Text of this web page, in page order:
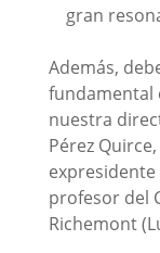
gran
Además,
fundamental
nuestra
Pérez
expresidente
profesor del
Richemont